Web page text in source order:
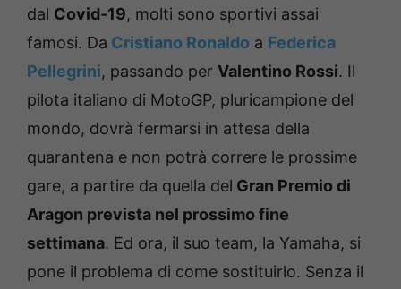
dal Covid-19, molti sono sportivi assai
famosi. Da Cristiano Ronaldo a Federica
Pellegrini, passando per Valentino Rossi. Il
pilota italiano di MotoGP, pluricampione del
mondo, dovrà fermarsi in attesa della
quarantena e non potrà correre le prossime
gare, a partire da quella del Gran Premio di
Aragon prevista nel prossimo fine
settimana. Ed ora, il suo team, la Yamaha, si
pone il problema di come sostituirlo. Senza il